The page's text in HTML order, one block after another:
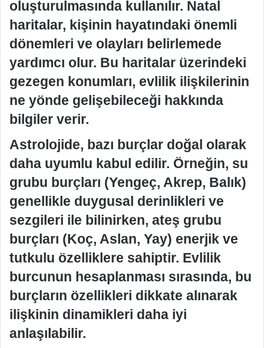
oluşturulmasında kullanılır. Natal
haritalar, kişinin hayatındaki önemli
dönemleri ve olayları belirlemede
yardımcı olur. Bu haritalar üzerindeki
gezegen konumları, evlilik ilişkilerinin
ne yönde gelişebileceği hakkında
bilgiler verir.
Astrolojide, bazı burçlar doğal olarak
daha uyumlu kabul edilir. Örneğin, su
grubu burçları (Yengeç, Akrep, Balık)
genellikle duygusal derinlikleri ve
sezgileri ile bilinirken, ateş grubu
burçları (Koç, Aslan, Yay) enerjik ve
tutkulu özelliklere sahiptir. Evlilik
burcunun hesaplanması sırasında, bu
burçların özellikleri dikkate alınarak
ilişkinin dinamikleri daha iyi
anlaşılabilir.